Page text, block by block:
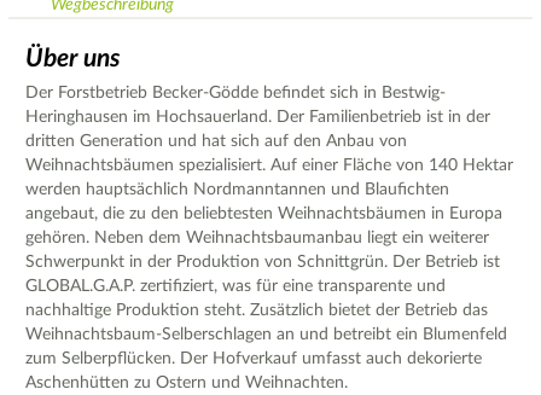
Wegbeschreibung
Über uns
Der Forstbetrieb Becker-Gödde befindet sich in Bestwig-
Heringhausen im Hochsauerland. Der Familienbetrieb ist in der
dritten Generation und hat sich auf den Anbau von
Weihnachtsbäumen spezialisiert. Auf einer Fläche von 140 Hektar
werden hauptsächlich Nordmanntannen und Blaufichten
angebaut, die zu den beliebtesten Weihnachtsbäumen in Europa
gehören. Neben dem Weihnachtsbaumanbau liegt ein weiterer
Schwerpunkt in der Produktion von Schnittgrün. Der Betrieb ist
GLOBAL.G.A.P. zertifiziert, was für eine transparente und
nachhaltige Produktion steht. Zusätzlich bietet der Betrieb das
Weihnachtsbaum-Selberschlagen an und betreibt ein Blumenfeld
zum Selberpflücken. Der Hofverkauf umfasst auch dekorierte
Aschenhütten zu Ostern und Weihnachten.